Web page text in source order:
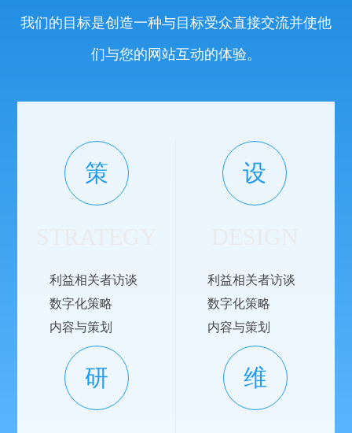
我们的目标是创造一种与目标受众直接交流并使他
们与您的网站互动的体验。
策
利益相关者访谈
数字化策略
内容与策划
设
利益相关者访谈
数字化策略
内容与策划
研 维